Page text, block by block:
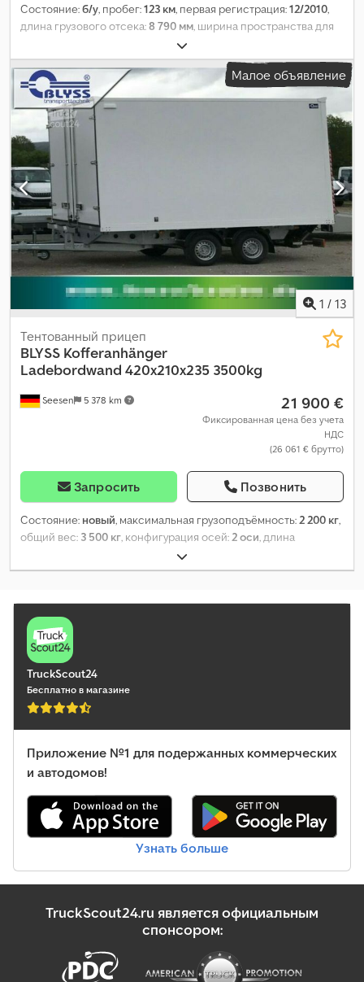
Состояние:б/у, пробег:123 км, первая регистрация:12/2010,
длина грузового отсека:8 790 мм , ширина пространства для
, высота грузового отсека:
выпуска:2010,
Малое объявление
1 / 13
Seesen 5 378 km
Тентованный прицеп
BLYSS Kofferanhänger
Ladebordwand 420x210x235 3500kg
21 900 €
Фиксированная цена без учета
НДС
(26 061 € брутто)
Запросить Позвонить
Состояние: новый, максимальная грузоподъёмность:2 200 кг,
общий вес: 3 500 кг, конфигурация осей:2 оси, длина
, ширина пространства для
загрузки:2 100 мм, высота грузового отсека:2 350 мм,
TruckScout24
Бесплатно в магазине
Приложение №1 для подержанных коммерческих
и автодомов!
Узнать больше
TruckScout24.ru является официальным
спонсором: